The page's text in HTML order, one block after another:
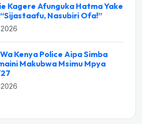
Kagere Afunguka Hatma Yake
Nasubiri Ofa!”
Kenya Police Aipa Simba
Makubwa Msimu Mpya